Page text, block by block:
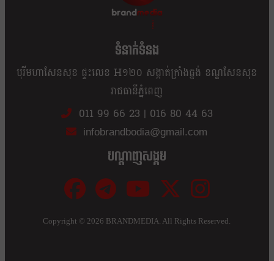
ខ្លឹម ខ្លី រហ័ស
ទំនាក់ទំនង
បុរីមហាសែនសុខ ផ្ទះលេខ H១២០ សង្កាត់ក្រាំងធ្នង់ ខណ្ឌសែនសុខ
រាជធានីភ្នំពេញ
011 99 66 23 | 016 80 44 63
infobrandbodia@gmail.com
បណ្ដាញសង្គម
Copyright ©2026 BRANDMEDIA. All Rights Reserved.